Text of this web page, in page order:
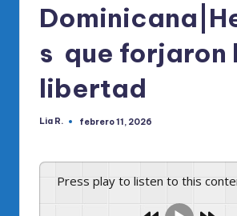
s que forjaron
libertad
Publicado
Lia R. febrero 11, 2026
Press play to listen to this